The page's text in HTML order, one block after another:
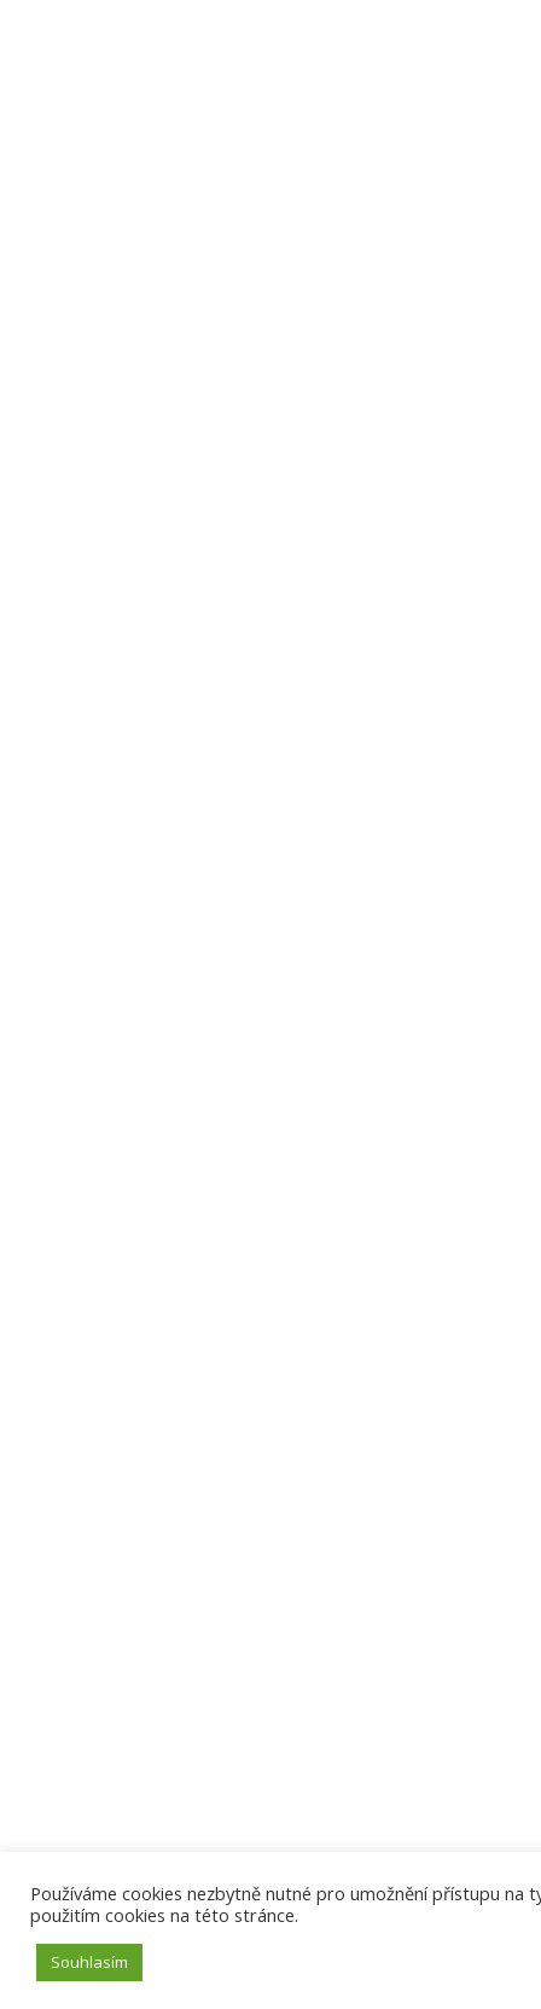
Používáme cookies nezbytně nutné pro umožnění přístupu na
použitím cookies na této stránce.
Souhlasím